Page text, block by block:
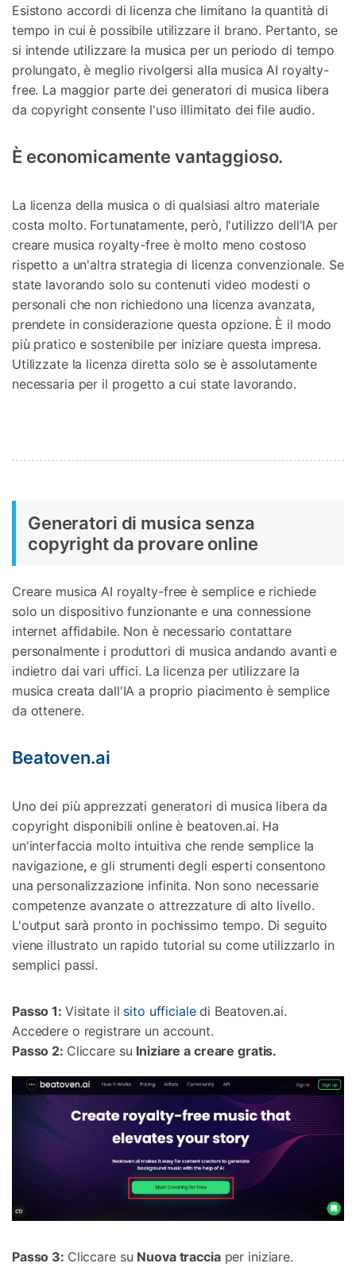
Esistono accordi di licenza che limitano la quantità di
tempo in cui è possibile utilizzare il brano. Pertanto, se
si intende utilizzare la musica per un periodo di tempo
prolungato, è meglio rivolgersi alla musica AI royalty-
free. La maggior parte dei generatori di musica libera
da copyright consente l'uso illimitato dei file audio.
È economicamente vantaggioso.
La licenza della musica o di qualsiasi altro materiale
costa molto. Fortunatamente, però, l'utilizzo dell'IA per
creare musica royalty-free è molto meno costoso
rispetto a un'altra strategia di licenza convenzionale. Se
state lavorando solo su contenuti video modesti o
personali che non richiedono una licenza avanzata,
prendete in considerazione questa opzione. È il modo
più pratico e sostenibile per iniziare questa impresa.
Utilizzate la licenza diretta solo se è assolutamente
necessaria per il progetto a cui state lavorando.
Generatori di musica senza
copyright da provare online
Creare musica AI royalty-free è semplice e richiede
solo un dispositivo funzionante e una connessione
internet affidabile. Non è necessario contattare
personalmente i produttori di musica andando avanti e
indietro dai vari uffici. La licenza per utilizzare la
musica creata dall'IA a proprio piacimento è semplice
da ottenere.
Beatoven.ai
Uno dei più apprezzati generatori di musica libera da
copyright disponibili online è beatoven.ai. Ha
un'interfaccia molto intuitiva che rende semplice la
navigazione, e gli strumenti degli esperti consentono
una personalizzazione infinita. Non sono necessarie
competenze avanzate o attrezzature di alto livello.
L'output sarà pronto in pochissimo tempo. Di seguito
viene illustrato un rapido tutorial su come utilizzarlo in
semplici passi.
Passo 1: Visitate il sito ufficialedi Beatoven.ai.
Accedere o registrare un account.
Passo 2: Cliccare su Iniziare a creare gratis.
Passo 3: Cliccare su Nuova tracciaper iniziare.